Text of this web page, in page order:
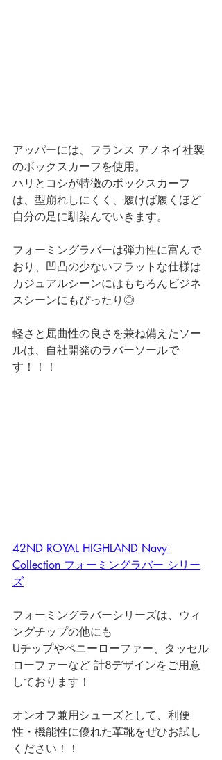
アッパーには、フランス アノネイ社製
のボックスカーフを使用。
ハリとコシが特徴のボックスカーフ
は、型崩れしにくく、履けば履くほど
自分の足に馴染んでいきます。
フォーミングラバーは弾力性に富んで
おり、 凹凸の少ないフラットな仕様は
カジュアルシーンにはもちろんビジネ
スシーンにもぴったり◎
軽さと屈曲性の良さを兼ね備えたソー
ルは、自社開発のラバーソールで
す！！！
42ND ROYAL HIGHLAND Navy
Collection フォーミングラバー シリー
ズ
フォーミングラバーシリーズは、ウィ
ングチップの他にも
Uチップやペニーローファー、タッセル
ローファーなど 計8デザインをご用意
しております！
オンオフ兼用シューズとして、利便
性・機能性に優れた革靴をぜひお試し
ください！！